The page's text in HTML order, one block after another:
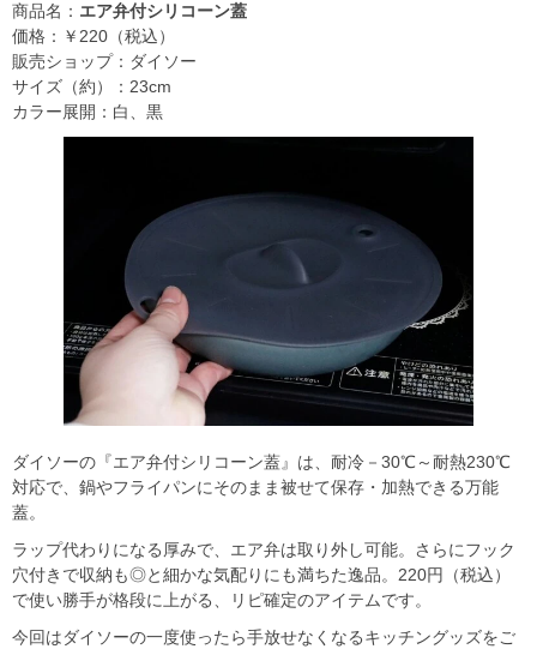
商品名： エア弁付シリコーン蓋
価格：￥220（税込）
販売ショップ：ダイソー
サイズ（約）：23cm
カラー展開：白、黒
ダイソーの『エア弁付シリコーン蓋』は、耐冷－30℃～耐熱230℃
対応で、鍋やフライパンにそのまま被せて保存・加熱できる万能
蓋。
ラップ代わりになる厚みで、エア弁は取り外し可能。さらにフック
穴付きで収納も◎と細かな気配りにも満ちた逸品。220円（税込）
で使い勝手が格段に上がる、リピ確定のアイテムです。
今回はダイソーの一度使ったら手放せなくなるキッチングッズをご